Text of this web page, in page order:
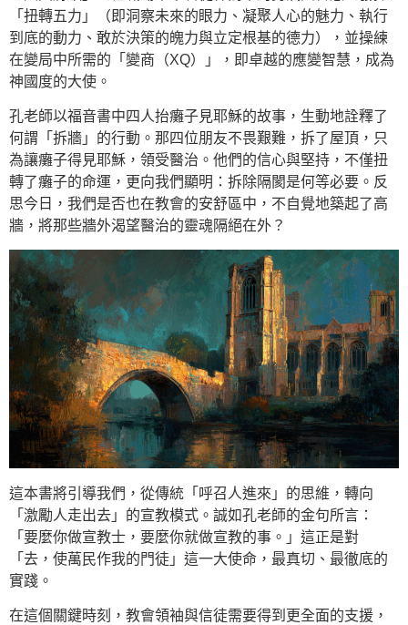
「扭轉五力」（即洞察未來的眼力、凝聚人心的魅力、執行
到底的動力、敢於決策的魄力與立定根基的德力），並操練
在變局中所需的「變商（XQ）」，即卓越的應變智慧，成為
神國度的大使。
孔老師以福音書中四人抬癱子見耶穌的故事，生動地詮釋了
何謂「拆牆」的行動。那四位朋友不畏艱難，拆了屋頂，只
為讓癱子得見耶穌，領受醫治。他們的信心與堅持，不僅扭
轉了癱子的命運，更向我們顯明：拆除隔閡是何等必要。反
思今日，我們是否也在教會的安舒區中，不自覺地築起了高
牆，將那些牆外渴望醫治的靈魂隔絕在外？
這本書將引導我們，從傳統「呼召人進來」的思維，轉向
「激勵人走出去」的宣教模式。誠如孔老師的金句所言：
「要麼你做宣教士，要麼你就做宣教的事。」這正是對
「去，使萬民作我的門徒」這一大使命，最真切、最徹底的
實踐。
在這個關鍵時刻，教會領袖與信徒需要得到更全面的支援，